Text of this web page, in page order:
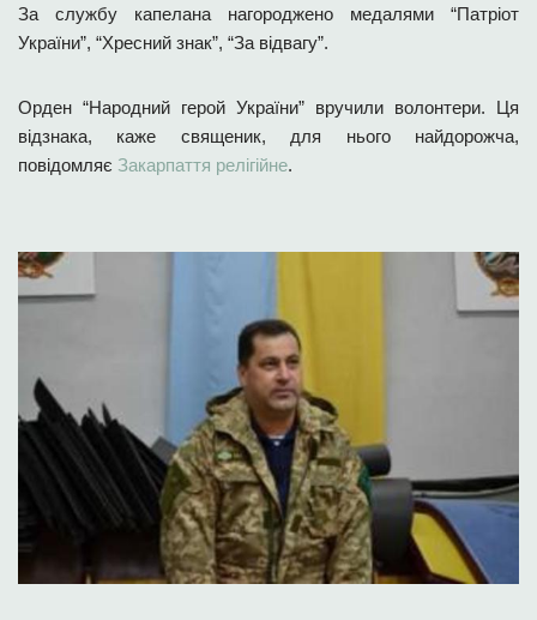
За службу капелана нагороджено медалями “Патріот
України”, “Хресний знак”, “За відвагу”.
Орден “Народний герой України” вручили волонтери. Ця
відзнака, каже священик, для нього найдорожча,
повідомляє Закарпаття релігійне.